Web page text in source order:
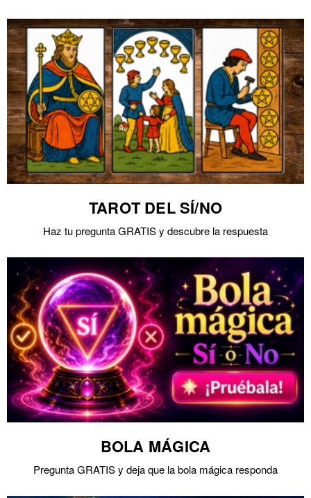
TAROT DEL SÍ/NO
Haz tu pregunta GRATIS y descubre la respuesta
BOLA MÁGICA
Pregunta GRATIS y deja que la bola mágica responda